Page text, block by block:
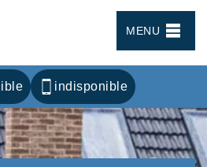
MENU
indisponible